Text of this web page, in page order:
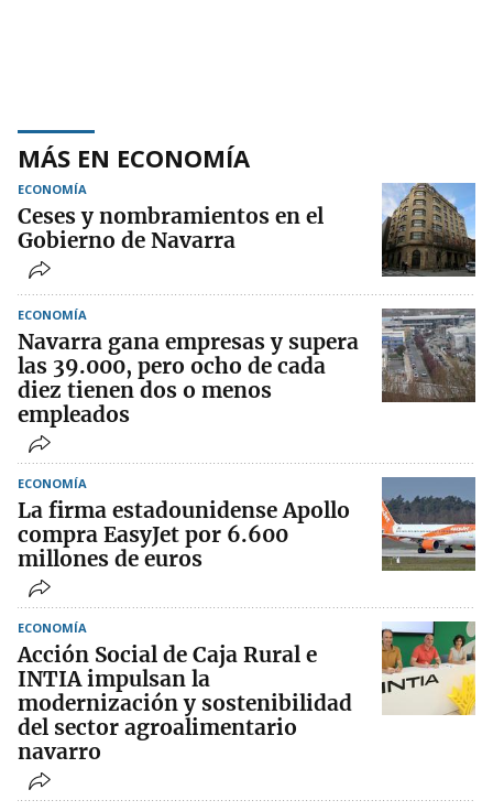
MÁS EN ECONOMÍA
ECONOMÍA
Ceses y nombramientos en el
Gobierno de Navarra
ECONOMÍA
Navarra gana empresas y supera
las 39.000, pero ocho de cada
diez tienen dos o menos
empleados
ECONOMÍA
La firma estadounidense Apollo
compra EasyJet por 6.600
millones de euros
ECONOMÍA
Acción Social de Caja Rural e
INTIA impulsan la
modernización y sostenibilidad
del sector agroalimentario
navarro